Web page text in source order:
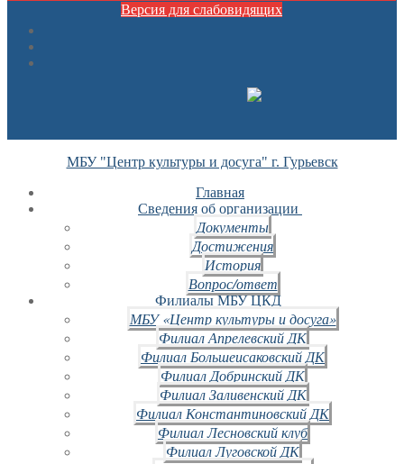
Версия для слабовидящих
МБУ "Центр культуры и досуга" г. Гурьевск
Главная
Сведения об организации
Документы
Достижения
История
Вопрос/ответ
Филиалы МБУ ЦКД
МБУ «Центр культуры и досуга»
Филиал Апрелевский ДК
Филиал Большеисаковский ДК
Филиал Добринский ДК
Филиал Заливенский ДК
Филиал Константиновский ДК
Филиал Лесновский клуб
Филиал Луговской ДК